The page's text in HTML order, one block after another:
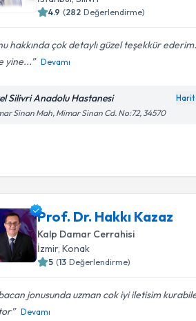
4.9 (282 Değerlendirme)
hakkında çok detaylı güzel teşekkür
yine...
Devamı
Silivri Anadolu Hastanesi
Sinan Mah, Mimar Sinan Cd. No:72, 34570
Prof. Dr. Hakkı Kazaz
Kalp Damar Cerrahisi
İzmir,Konak
5 (13 Değerlendirme)
jonusunda uzman cok iyi iletisim
Devamı